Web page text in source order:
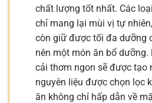
chất lượng tốt nhất. Các
chỉ mang lại mùi vị tự
còn giữ được tối đa dưỡng
nên một món ăn bổ
cải thơm ngon sẽ được tạo
nguyên liệu được chọn lọc
ăn không chỉ hấp dẫn về